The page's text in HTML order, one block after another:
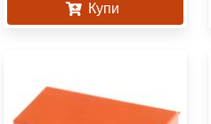
Купи